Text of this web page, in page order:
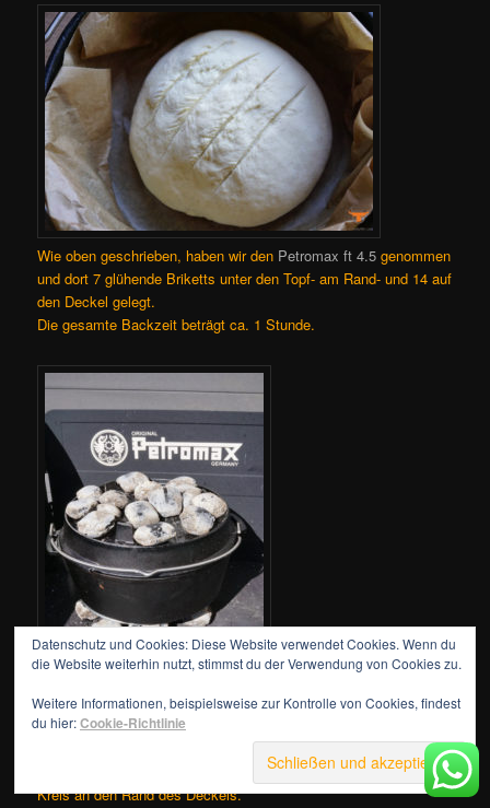
Wie oben geschrieben, haben wir den Petromax ft 4.5genommen
und dort 7 glühende Briketts unter den Topf- am Rand- und 14 auf
den Deckel gelegt.
Die gesamte Backzeit beträgt ca. 1 Stunde.
Nach 30 Minuten schaut ihr bitte einmal in den Topf. Wenn das
Brot mittig schon recht braun ist, legt ihr alle oberen Briketts im
Kreis an den Rand des Deckels.
Datenschutz und Cookies: Diese Website verwendet Cookies. Wenn du
die Website weiterhin nutzt, stimmst du der Verwendung von Cookies zu.
Weitere Informationen, beispielsweise zur Kontrolle von Cookies, findest
du hier:Cookie-Richtlinie